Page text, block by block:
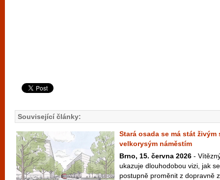
Související články:
Stará osada se má stát živým
velkorysým náměstím
Brno, 15. června 2026 -
ukazuje dlouhodobou vizi, jak
postupně proměnit z dopravně